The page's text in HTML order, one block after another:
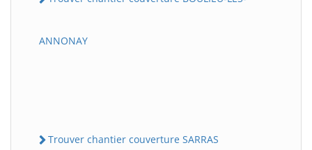
ANNONAY
Trouver chantier couverture SARRAS